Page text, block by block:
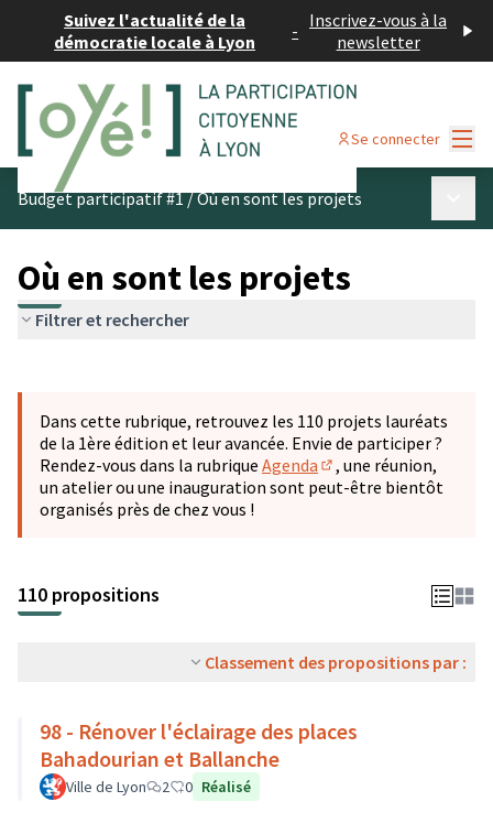
Suivez l'actualité de la
démocratie locale à Lyon
- Inscrivez-vous à la
newsletter
Se connecter
Budget participatif #1/Où en sont les projets
Où en sont les projets
Filtrer et rechercher
−
Dans cette rubrique, retrouvez les 110 projets lauréats
de la 1ère édition et leur avancée. Envie de participer ?
Rendez-vous dans la rubrique Agenda
(S'ouvre dans un
, une réunion,
un atelier ou une inauguration sont peut-être bientôt
organisés près de chez vous !
110 propositions
Classement des propositions par :
98 - Rénover l'éclairage des places
Bahadourian et Ballanche
Ville de Lyon 2 0 Réalisé